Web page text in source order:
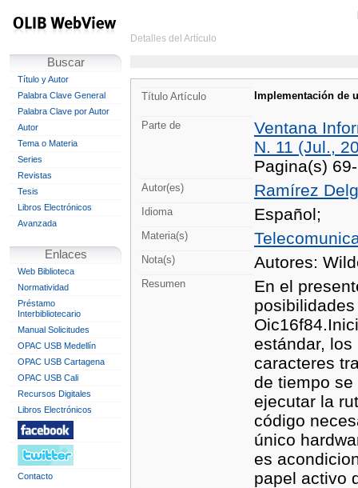
Buscar
Título y Autor
Palabra Clave General
Palabra Clave por Autor
Autor
Tema o Materia
Series
Revistas
Tesis
Libros Electrónicos
Avanzada
Enlaces
Web Biblioteca
Normatividad
Préstamo
Interbibliotecario
Manual Solicitudes
OPAC USB Medellín
OPAC USB Cartagena
OPAC USB Cali
Recursos Digitales
Libros Electrónicos
Contacto
Detalles del Artículo
Título Artículo Implementación de
Parte de
Ventana
N. 11 (Jul.,
Pagina(s)
Autor(es) Ramírez
Idioma Español;
Materia(s)
Nota(s) Autores:
Resumen
En el
estándar,
caracteres
de tiempo
ejecutar la
código
único
es
papel activo